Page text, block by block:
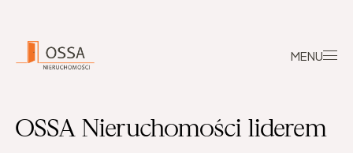
MENU
OSSA Nieruchomości liderem